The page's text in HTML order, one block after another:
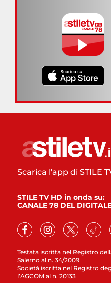
Testata iscritta nel Registro
Salerno al n. 34/2009
Società iscritta nel Registro
l’AGCOM al n. 20133
Scarica l'app di STILE
STILE TV HD in onda su:
CANALE 78 DEL